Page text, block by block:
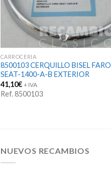
CARROCERIA
8500103 CERQUILLO BISEL FARO
SEAT-1400-A-B EXTERIOR
41,10€ + IVA
Ref. 8500103
NUEVOS RECAMBIOS